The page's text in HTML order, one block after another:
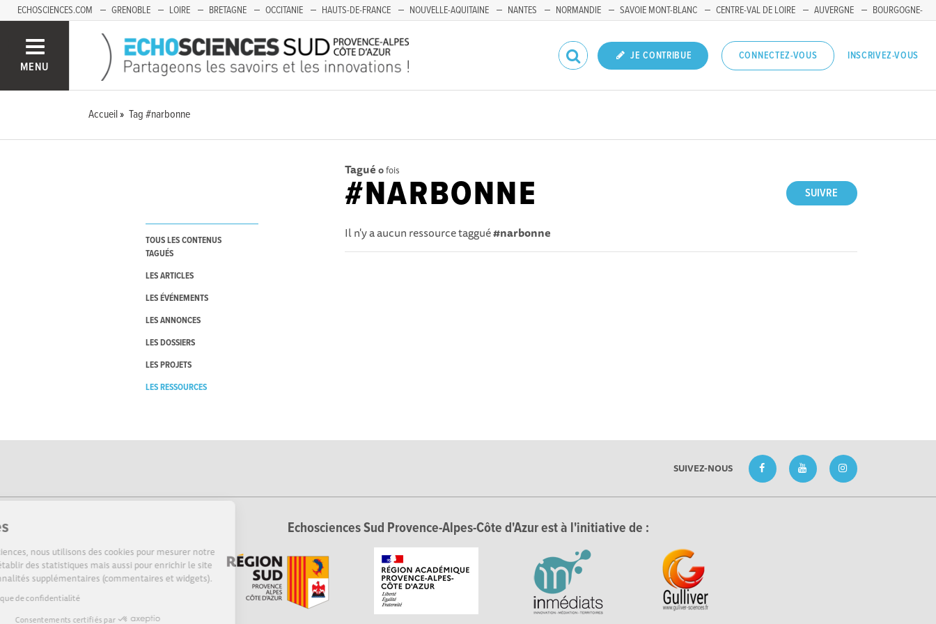
Sur Echosciences, nous utilisons des cookies pour mesurer notre
audience, établir des statistiques mais aussi pour enrichir le site
de fonctionnalités supplémentaires (commentaires et widgets).
Lire la politique de confidentialité
Consentements certifiés par
ECHOSCIENCES.COM GRENOBLE LOIRE BRETAGNE OCCITANIE HAUTS-DE-FRANCE NOUVELLE-AQUITAINE NANTES NORMANDIE SAVOIE MONT-BLANC CENTRE-VAL DE LOIRE AUVERGNE
BOURGOGNE-
MENU
JE CONTRIBUE CONNECTEZ-VOUS INSCRIVEZ-VOUS
Accueil Tag #narbonne
TOUS LES CONTENUS
TAGUÉS
LES ARTICLES
LES ÉVÉNEMENTS
LES ANNONCES
LES DOSSIERS
LES PROJETS
LES RESSOURCES
Tagué 0fois
SUIVRE
#NARBONNE
Il n'y a aucun ressource taggué#narbonne
SUIVEZ-NOUS
Echosciences Sud Provence-Alpes-Côte d'Azur est à l'initiative de :